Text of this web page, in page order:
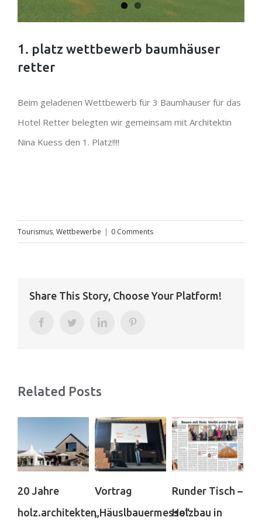
1. platz wettbewerb baumhäuser
retter
Beim geladenen Wettbewerb für 3 Baumhäuser für das
Hotel Retter belegten wir gemeinsam mit Architektin
Nina Kuess den 1. Platz!!!!
Tourismus, Wettbewerbe | 0 Comments
Share This Story, Choose Your Platform!
Facebook Twitter LinkedIn
Related Posts
20 Jahre
holz.architekten
Vortrag
„Häuslbauermesse“
Runder Tisch –
Holzbau in